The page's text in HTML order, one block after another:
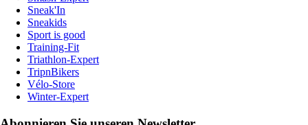
Sneak'In
Sneakids
Sport is good
Training-Fit
Triathlon-Expert
TripnBikers
Vélo-Store
Winter-Expert